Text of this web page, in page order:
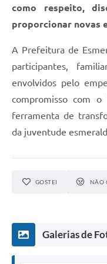
como respeito,
proporcionar novas
A Prefeitura de
participantes,
envolvidos pelo
compromisso com
ferramenta de
da juventude
GOSTEI NÃO
Galerias de